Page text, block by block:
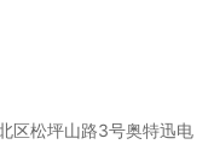
区松坪山路3号奥特迅电